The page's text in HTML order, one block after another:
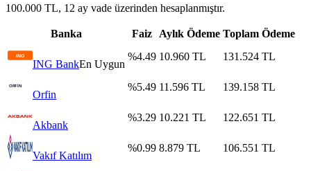
100.000 TL, 12 ay vade üzerinden hesaplanmıştır.
Banka Faiz Aylık Ödeme Toplam Ödeme
ING BankEn Uygun
%4.49 10.960 TL 131.524 TL
Orfin
%5.49 11.596 TL 139.158 TL
Akbank
%3.29 10.221 TL 122.651 TL
Vakıf Katılım
%0.99 8.879 TL 106.551 TL